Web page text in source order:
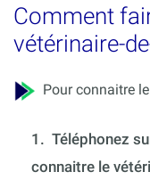
Comment
vétérinaire-
Pour connaitre
1. Téléphonez
connaitre le